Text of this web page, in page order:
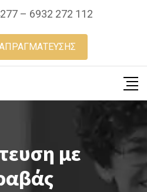
– 6932 272 112
με